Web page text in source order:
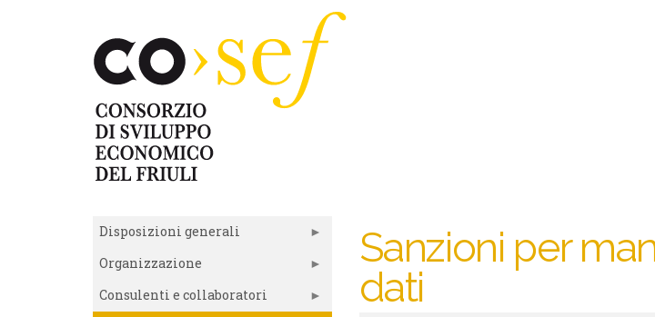
Disposizioni generali
Organizzazione
Consulenti e collaboratori
Sanzioni per
dati